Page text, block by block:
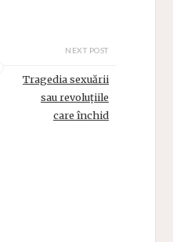
NEXT POST
Tragedia sexuării
sau revoluțiile
care închid